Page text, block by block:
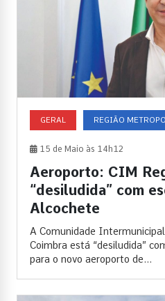
GERAL REGIÃO
15 de Maio às 14h12
Aeroporto: CIM
“desiludida” com
Alcochete
A Comunidade
Coimbra está “desiludida”
para o novo aeroporto de...